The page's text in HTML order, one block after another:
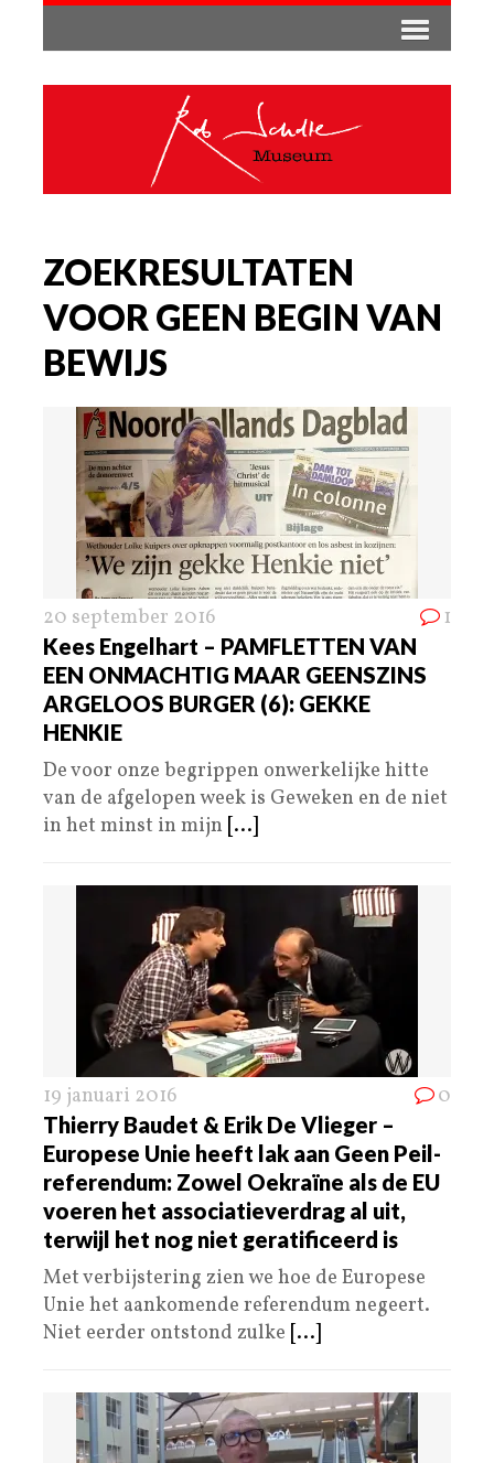
ZOEKRESULTATEN
VOOR GEEN BEGIN VAN
BEWIJS
20 september 2016 1
Kees Engelhart – PAMFLETTEN VAN
EEN ONMACHTIG MAAR GEENSZINS
ARGELOOS BURGER (6): GEKKE
HENKIE
De voor onze begrippen onwerkelijke hitte
van de afgelopen week is Geweken en de niet
in het minst in mijn [...]
19 januari 2016 0
Thierry Baudet & Erik De Vlieger –
Europese Unie heeft lak aan Geen Peil-
referendum: Zowel Oekraïne als de EU
voeren het associatieverdrag al uit,
terwijl het nog niet geratificeerd is
Met verbijstering zien we hoe de Europese
Unie het aankomende referendum negeert.
Niet eerder ontstond zulke [...]